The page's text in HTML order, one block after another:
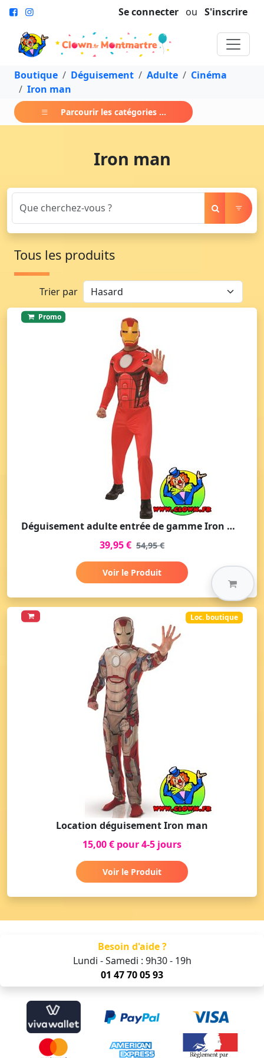
Se connecter ou S'inscrire
Boutique Déguisement Adulte
Cinéma
Iron man
Parcourir les catégories ...
Iron man
Tous les produits
Trier par
Promo
Déguisement adulte entrée de gamme Iron Man
39,95 € 54,95 €
Voir le Produit
Loc. boutique
Location déguisement Iron man
15,00 € pour 4-5 jours
Voir le Produit
Besoin d'aide ?
Lundi - Samedi : 9h30 - 19h
01 47 70 05 93